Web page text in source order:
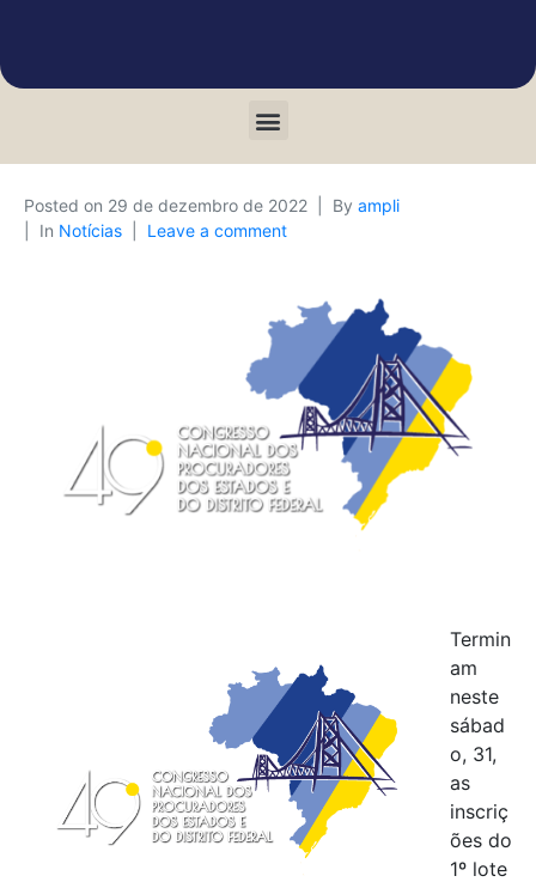
Posted on 29 de dezembro de 2022 By ampli
In Notícias Leave a comment
Termin
am
neste
sábad
o, 31,
as
inscriç
ões do
1º lote